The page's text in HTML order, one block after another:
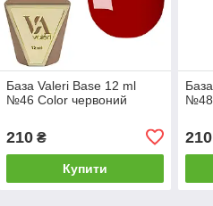
База Valeri Base 12 ml
№46 Color червоний
210₴
Купити
№48
210